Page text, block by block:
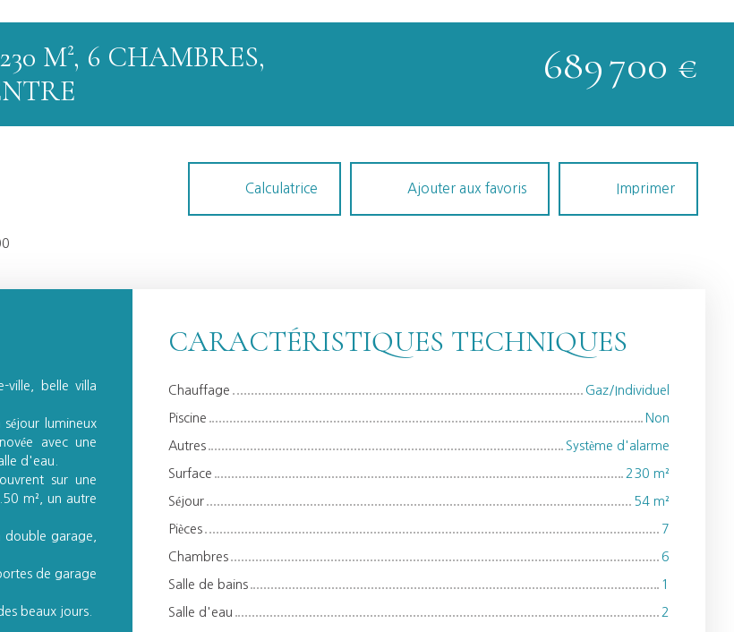
M², 6 CHAMBRES,
689 700 €
Calculatrice Ajouter aux favoris Imprimer
ville, belle villa
lumineux
avec une
d'eau.
sur une
m², un autre
garage,
de garage
beaux jours.
CARACTÉRISTIQUES TECHNIQUES
Chauffage Gaz/Individuel
Piscine Non
Autres Système d'alarme
Surface 230 m²
Séjour 54 m²
Pièces 7
Chambres 6
Salle de bains 1
Salle d'eau 2